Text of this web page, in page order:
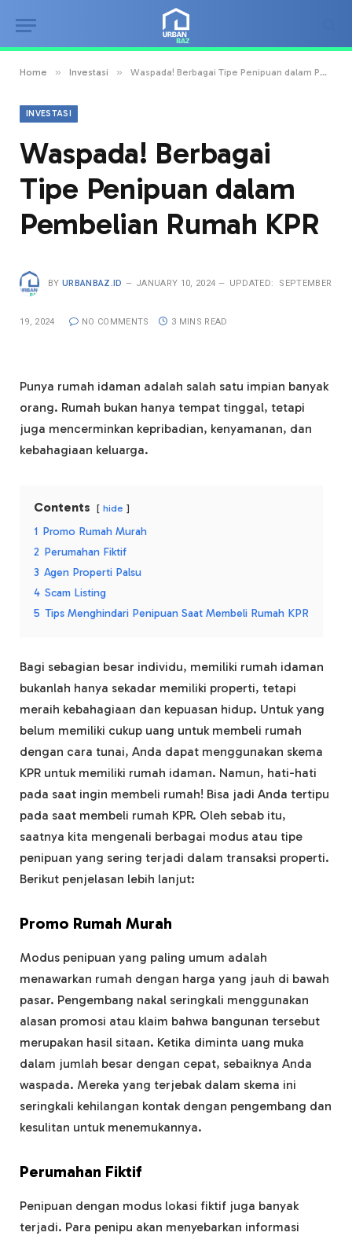
Home » Investasi » Waspada! Berbagai Tipe Penipuan dalam Pembelian Rumah KPR
INVESTASI
Waspada! Berbagai
Tipe Penipuan dalam
Pembelian Rumah KPR
BY URBANBAZ.ID JANUARY 10, 2024 UPDATED: SEPTEMBER
19, 2024 NO COMMENTS 3 MINS READ
Punya rumah idaman adalah salah satu impian banyak
orang. Rumah bukan hanya tempat tinggal, tetapi
juga mencerminkan kepribadian, kenyamanan, dan
kebahagiaan keluarga.
Contents hide
1 Promo Rumah Murah
2 Perumahan Fiktif
3 Agen Properti Palsu
4 Scam Listing
5 Tips Menghindari Penipuan Saat Membeli Rumah KPR
Bagi sebagian besar individu, memiliki rumah idaman
bukanlah hanya sekadar memiliki properti, tetapi
meraih kebahagiaan dan kepuasan hidup. Untuk yang
belum memiliki cukup uang untuk membeli rumah
dengan cara tunai, Anda dapat menggunakan skema
KPR untuk memiliki rumah idaman. Namun, hati-hati
pada saat ingin membeli rumah! Bisa jadi Anda tertipu
pada saat membeli rumah KPR. Oleh sebab itu,
saatnya kita mengenali berbagai modus atau tipe
penipuan yang sering terjadi dalam transaksi properti.
Berikut penjelasan lebih lanjut:
Promo Rumah Murah
Modus penipuan yang paling umum adalah
menawarkan rumah dengan harga yang jauh di bawah
pasar. Pengembang nakal seringkali menggunakan
alasan promosi atau klaim bahwa bangunan tersebut
merupakan hasil sitaan. Ketika diminta uang muka
dalam jumlah besar dengan cepat, sebaiknya Anda
waspada. Mereka yang terjebak dalam skema ini
seringkali kehilangan kontak dengan pengembang dan
kesulitan untuk menemukannya.
Perumahan Fiktif
Penipuan dengan modus lokasi fiktif juga banyak
terjadi. Para penipu akan menyebarkan informasi